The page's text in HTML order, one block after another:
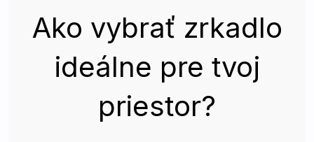
Ako vybrať zrkadlo
ideálne pre tvoj
priestor?